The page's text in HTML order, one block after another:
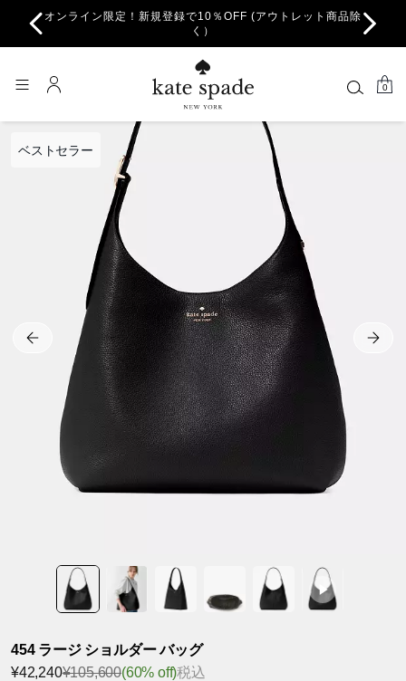
オンライン限定！新規登録で10％OFF (アウトレット商品除
く）
0
ベストセラー
454 ラージ ショルダー バッグ
¥42,240¥105,600(60% off)税込